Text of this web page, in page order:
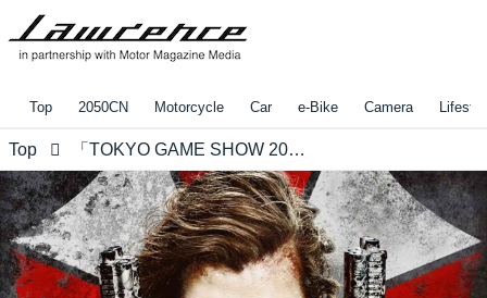
Top 2050CN Motorcycle Car e-Bike Camera
Top 「TOKYO GAME SHOW 2016」にバイオハザード ミュージアムブース出品決定！ ミラ・ジョヴォヴィッチが実際に着用したアリス衣装も展示！